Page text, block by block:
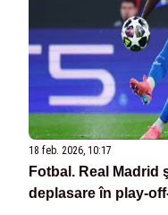
18 feb. 2026, 10:17
Fotbal. Real Madrid
deplasare în play-